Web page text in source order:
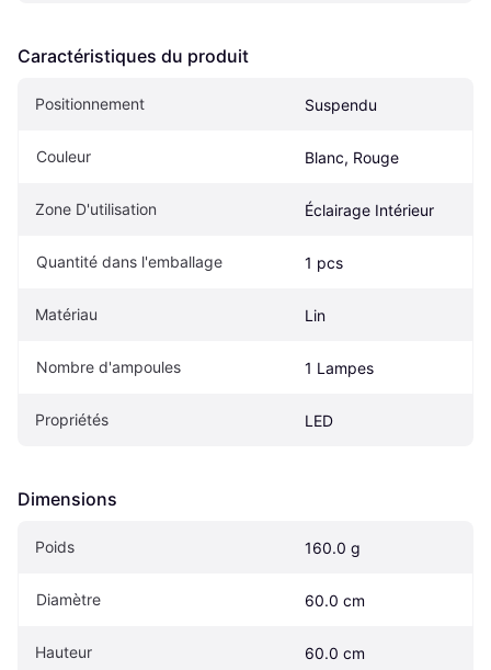
Caractéristiques du produit
Positionnement Suspendu
Couleur Blanc, Rouge
Zone D'utilisation Éclairage Intérieur
Quantité dans l'emballage 1 pcs
Matériau Lin
Nombre d'ampoules 1 Lampes
Propriétés LED
Dimensions
Poids 160.0 g
Diamètre 60.0 cm
Hauteur 60.0 cm